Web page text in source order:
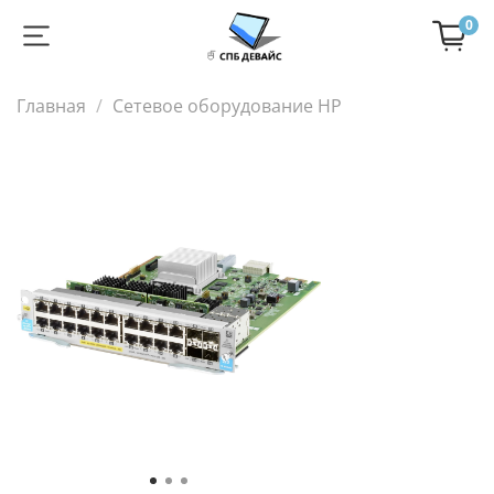
0
Главная Сетевое оборудование HP